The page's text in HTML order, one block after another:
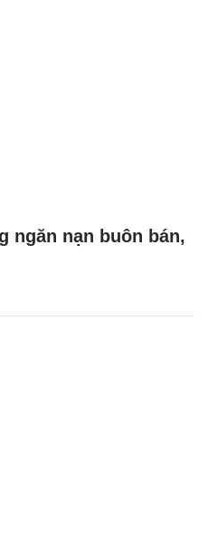
ngăn nạn buôn bán,